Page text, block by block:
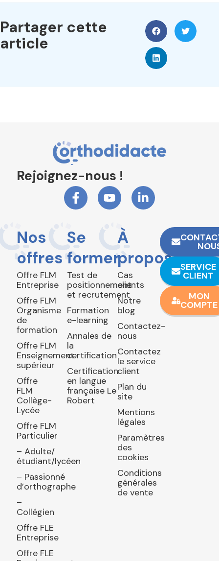
Partager cette
article
Rejoignez-nous !
Nos
offres
Offre FLM
Entreprise
Offre FLM
Organisme
de
formation
Offre FLM
Enseignement
supérieur
Offre
FLM
Collège-
Lycée
Offre FLM
Particulier
– Adulte/
étudiant/lycéen
– Passionné
d’orthographe
–
Collégien
Offre FLE
Entreprise
Offre FLE
Se
former
Test de
positionnement
et recrutement
Formation
e-learning
Annales de
la
certification
Certification
en langue
française Le
Robert
À
propos
Cas
clients
Notre
blog
Contactez-
nous
Contactez
le service
client
Plan du
site
Mentions
légales
Paramètres
des
cookies
Conditions
générales
de vente
SERVICE
CLIENT
MON
COMPTE